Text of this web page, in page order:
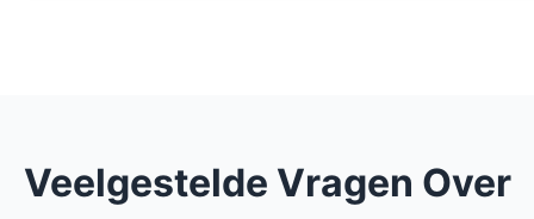
Veelgestelde Vragen Over